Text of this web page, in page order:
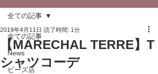
全ての記事
News
ビーズ店
全ての記事
【MARECHAL TERRE】T
シャツコーデ
2019年4月11日 読了時間: 1分